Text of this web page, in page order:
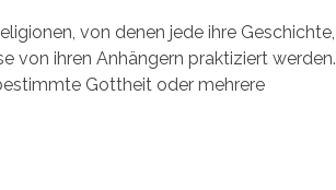
von denen jede ihre Geschichte,
von ihren Anhängern praktiziert werden.
Gottheit oder mehrere